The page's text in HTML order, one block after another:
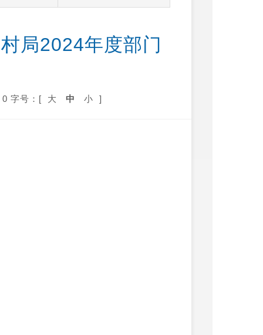
局2024年度部门
0 字号：[ 大 中 小 ]